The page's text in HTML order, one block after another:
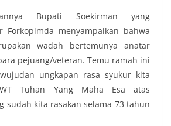
Bupati Soekirman yang
Forkopimda menyampaikan bahwa
wadah bertemunya anatar
pejuang/veteran. Temu ramah ini
ungkapan rasa syukur kita
Tuhan Yang Maha Esa atas
sudah kita rasakan selama 73 tahun